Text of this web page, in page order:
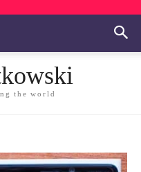
the world